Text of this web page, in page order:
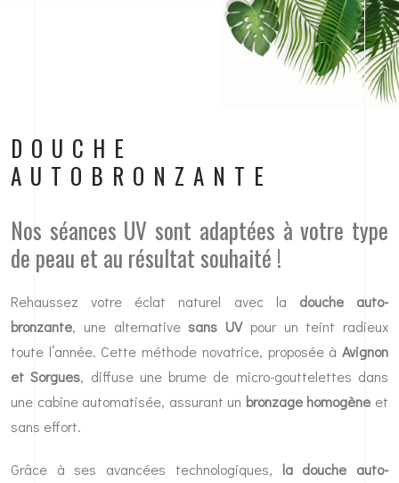
DOUCHE
AUTOBRONZANTE
Nos séances UV sont adaptées à votre type
de peau et au résultat souhaité !
Rehaussez votre éclat naturel avec la douche auto-
bronzante, une alternativesans UVpour un teint radieux
toute l’année. Cette méthode novatrice, proposée à Avignon
et Sorgues, diffuse une brume de micro-gouttelettes dans
une cabine automatisée, assurant un bronzage homogène et
sans effort.
Grâce à ses avancées technologiques, la douche auto-